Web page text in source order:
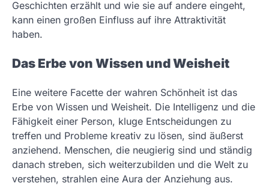
Geschichten erzählt und wie sie auf andere eingeht,
kann einen großen Einfluss auf ihre Attraktivität
haben.
Das Erbe von Wissen und Weisheit
Eine weitere Facette der wahren Schönheit ist das
Erbe von Wissen und Weisheit. Die Intelligenz und die
Fähigkeit einer Person, kluge Entscheidungen zu
treffen und Probleme kreativ zu lösen, sind äußerst
anziehend. Menschen, die neugierig sind und ständig
danach streben, sich weiterzubilden und die Welt zu
verstehen, strahlen eine Aura der Anziehung aus.